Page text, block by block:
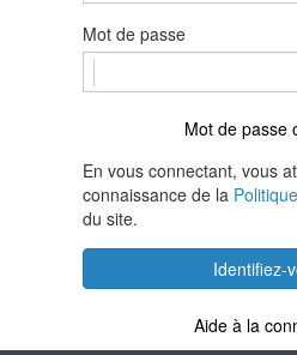
Mot de passe
Mot de passe
En vous connectant, vous
connaissance de la
du site.
Identifiez-
Aide à la